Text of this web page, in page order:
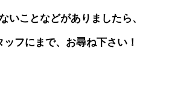
いことなどがありましたら、
フにまで、お尋ね下さい！